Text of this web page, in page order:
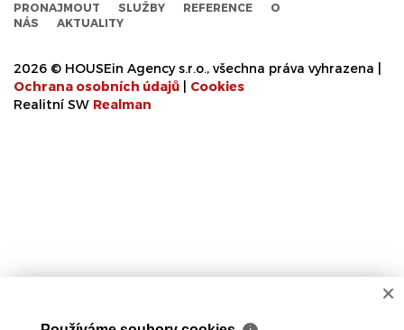
PRONAJMOUT
SLUŽBY REFERENCE
O
NÁS
AKTUALITY
2026 © HOUSEin Agency s.r.o., všechna práva vyhrazena |
Ochrana osobních údajů
Cookies
Realitní SW Realman
×